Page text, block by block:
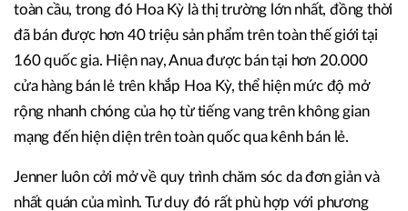
toàn cầu, trong đó Hoa Kỳ là thị trường lớn nhất, đồng thời
đã bán được hơn 40 triệu sản phẩm trên toàn thế giới tại
160 quốc gia. Hiện nay, Anua được bán tại hơn 20.000
cửa hàng bán lẻ trên khắp Hoa Kỳ, thể hiện mức độ mở
rộng nhanh chóng của họ từ tiếng vang trên không gian
mạng đến hiện diện trên toàn quốc qua kênh bán lẻ.
Jenner luôn cởi mở về quy trình chăm sóc da đơn giản và
nhất quán của mình. Tư duy đó rất phù hợp với phương